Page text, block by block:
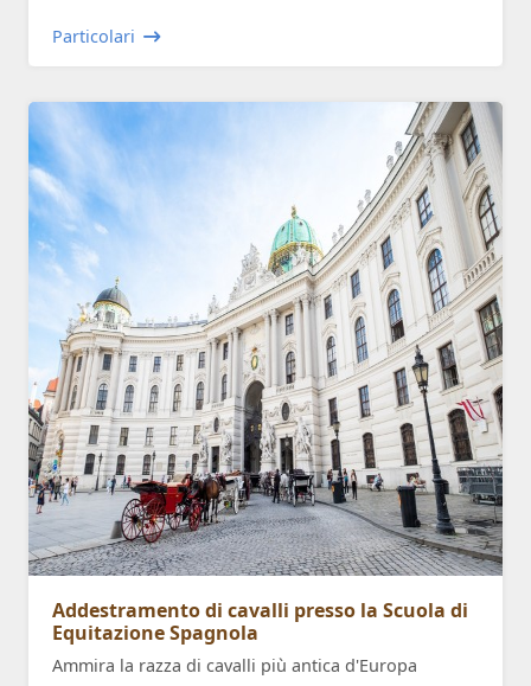
Particolari
Addestramento di cavalli presso la Scuola di
Equitazione Spagnola
Ammira la razza di cavalli più antica d'Europa